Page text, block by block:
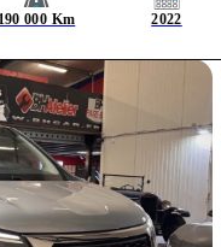
190 000 Km 2022